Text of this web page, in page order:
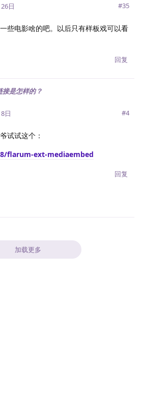
日 #35
些电影啥的吧。以后只有样板戏可以看
回复
是怎样的？
日 #4
试试这个：
flarum-ext-mediaembed
回复
加载更多